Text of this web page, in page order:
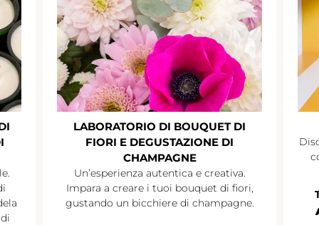
LABORATORIO DI BOUQUET DI
FIORI E DEGUSTAZIONE DI
CHAMPAGNE
Un’esperienza autentica e creativa.
Impara a creare i tuoi bouquet di fiori,
gustando un bicchiere di champagne.